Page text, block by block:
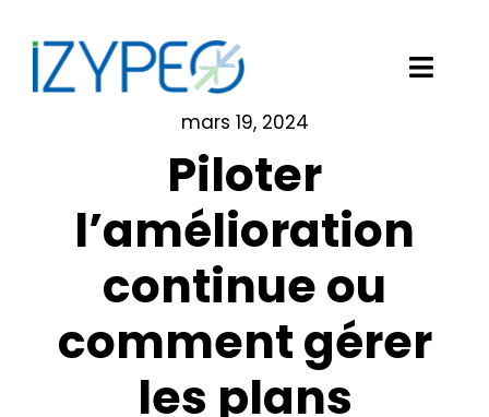
contenu
Vos besoins
Izypeo
mars 19, 2024
Piloter
l’amélioration
continue ou
comment gérer
les plans